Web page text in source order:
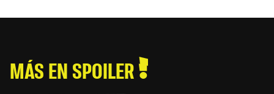
MÁS EN SPOILER